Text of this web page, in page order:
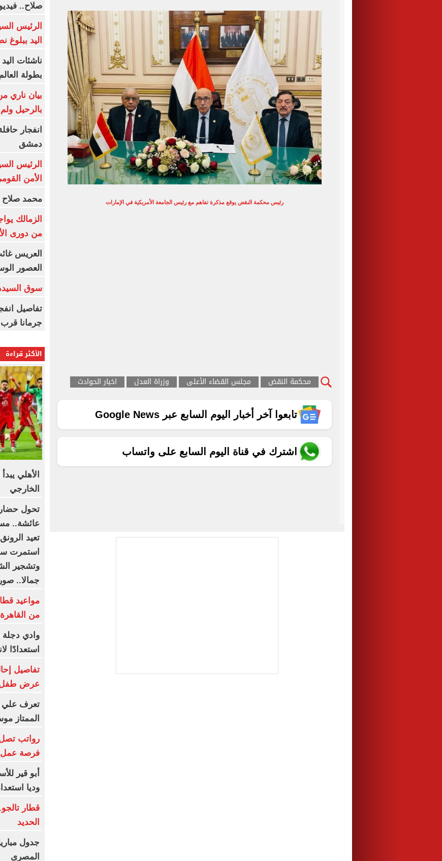
رئيس محكمة النقض يوقع مذكرة تفاهم مع رئيس الجامعة الأمريكية في الإمارات
محكمة النقض مجلس القضاء الأعلى وزراة العدل اخبار الحوادث
تابعوا آخر أخبار اليوم السابع عبر Google News
اشترك في قناة اليوم السابع على واتساب
صلاح..
الرئيس
اليد
ناشئات
بطولة العالم
بيان ناري
بالرحيل
انفجار
دمشق
الرئيس
الأمن
محمد صلاح
الزمالك
من دورى
العريس
العصور
سوق
تفاصيل
جرمانا
الأكثر قراءة
الأهلي
الخارجي
تحول
عائشة..
تعيد
استمرت
وتشجير
جمالا.. صور
من
وادي دجلة
استعدادًا
تفاصيل
عرض
تعرف علي
الممتاز موسم
فرصة عمل
أبو قير
وديا
قطار
الحديد
جدول
المصرى